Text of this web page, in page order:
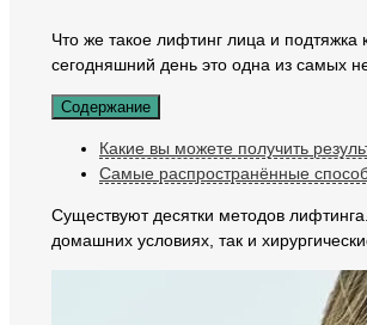
Что же такое лифтинг лица и
сегодняшний день это одна из самых
Содержание
Какие вы можете получить
Самые распространённые
Существуют десятки методов
домашних условиях, так и